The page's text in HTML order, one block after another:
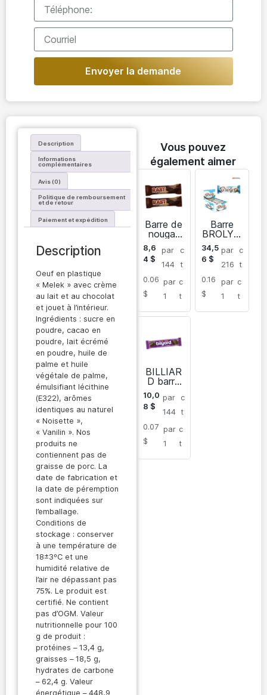
Envoyer la demande
Description
Informations
complémentaires
Avis (0)
Politique de remboursement
et de retour
Paiement et expédition
Description
Oeuf en plastique
« Melek » avec crème
au lait et au chocolat
et jouet à l’intérieur.
Ingrédients : sucre en
poudre, cacao en
poudre, lait écrémé
en poudre, huile de
palme et huile
végétale de palme,
émulsifiant lécithine
(E322), arômes
identiques au naturel
« Noisette »,
« Vanilin ». Nos
produits ne
contiennent pas de
graisse de porc. La
date de fabrication et
la date de péremption
sont indiquées sur
l’emballage.
Conditions de
stockage : conserver
à une température de
18±3ºC et une
humidité relative de
l’air ne dépassant pas
75%. Le produit est
certifié. Ne contient
pas d’OGM. Valeur
nutritionnelle pour 100
g de produit :
protéines – 13,4 g,
graisses – 18,5 g,
hydrates de carbone
– 62,4 g. Valeur
énergétique – 448,9
Vous pouvez
également aimer
Barre de
nougat
chocolat
RAST
8,6
4 $
par
144
c
t
0.06
$
par
1
c
t
Barre
BROLY à
la noix
de coco
enrobée
chocolat
au lait
34,5
6 $
par
216
c
t
0.16
$
par
1
c
t
BILLIAR
D barre
chocolat
ée aérée
10,0
8 $
par
144
c
t
0.07
$
par
1
c
t